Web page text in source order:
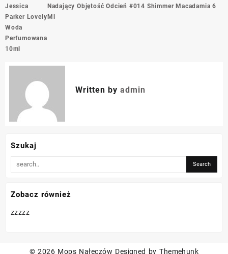
wpisu
Jessica
Parker Lovely
Woda
Perfumowana
10ml
Nadający Objętość Odcień #014 Shimmer Macadamia 6
Ml
Written by admin
Szukaj
Zobacz również
zzzzz
© 2026 Mops Nałęczów Designed by Themehunk